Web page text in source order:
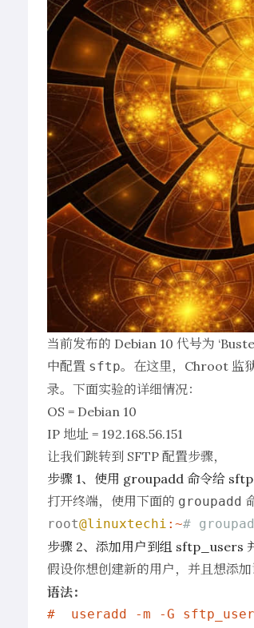
当前发布的 Debian 10 代号为
中配置 sftp。在这里，Chroot 监
录。下面实验的详细情况：
OS = Debian 10
IP 地址 = 192.168.56.151
让我们跳转到 SFTP 配置步骤，
步骤 1、使用 groupadd 命令给
打开终端，使用下面的 groupadd
root@linuxtechi :~#
步骤 2、添加用户到组 sftp_users
假设你想创建新的用户，并且想添
语法：
#  useradd -m -G